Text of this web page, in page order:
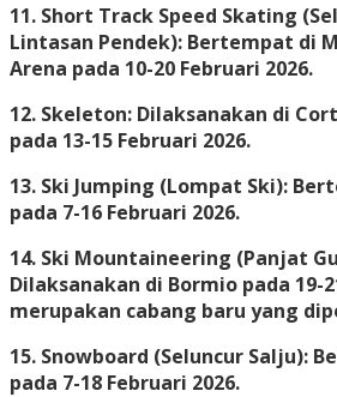
11. Short Track Speed Skating
Lintasan Pendek): Bertempat di
Arena pada 10-20 Februari 2026.
12. Skeleton: Dilaksanakan di
pada 13-15 Februari 2026.
13. Ski Jumping (Lompat Ski):
pada 7-16 Februari 2026.
14. Ski Mountaineering (Panjat
Dilaksanakan di Bormio pada 19-
merupakan cabang baru yang
15. Snowboard (Seluncur Salju):
pada 7-18 Februari 2026.